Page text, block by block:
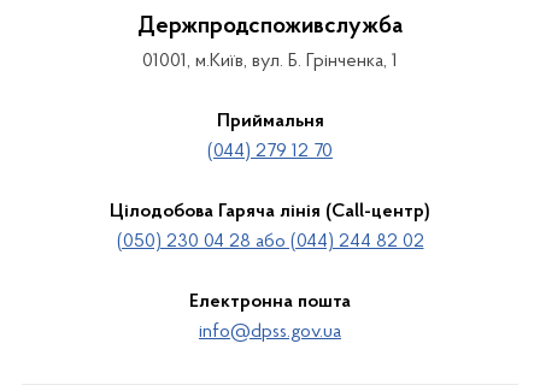
Держпродспоживслужба
01001, м.Київ, вул. Б. Грінченка, 1
Приймальня
(044) 279 12 70
Цілодобова Гаряча лінія (Call-центр)
(050) 230 04 28 або (044) 244 82 02
Електронна пошта
info@dpss.gov.ua